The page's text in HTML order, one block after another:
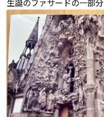
生誕のファサードの一部分